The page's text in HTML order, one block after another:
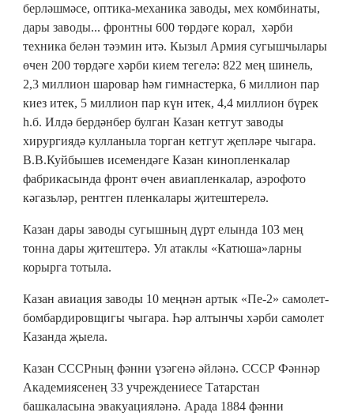
берләшмәсе, оптика-механика заводы, мех комбинаты,
дары заводы... фронтны 600 төрдәге корал, хәрби
техника белән тәэмин итә. Кызыл Армия сугышчылары
өчен 200 төрдәге хәрби кием тегелә: 822 мең шинель,
2,3 миллион шаровар һәм гимнастерка, 6 миллион пар
киез итек, 5 миллион пар күн итек, 4,4 миллион бүрек
һ.б. Илдә бердәнбер булган Казан кетгут заводы
хирургиядә кулланыла торган кетгут җепләре чыгара.
В.В.Куйбышев исемендәге Казан кинопленкалар
фабрикасында фронт өчен авиапленкалар, аэрофото
кәгазьләр, рентген пленкалары җитештерелә.
Казан дары заводы сугышның дүрт елында 103 мең
тонна дары җитештерә. Ул атаклы «Катюша»ларны
корырга тотыла.
Казан авиация заводы 10 меңнән артык «Пе-2» самолет-
бомбардировщигы чыгара. Һәр алтынчы хәрби самолет
Казанда җыела.
Казан СССРның фәнни үзәгенә әйләнә. СССР Фәннәр
Академиясенең 33 учреждениесе Татарстан
башкаласына эвакуацияләнә. Арада 1884 фәнни